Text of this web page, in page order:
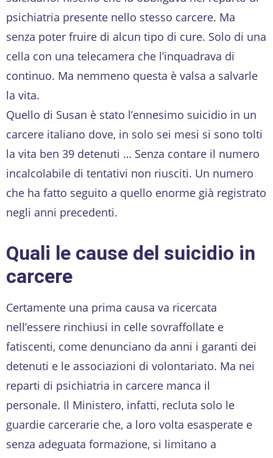
psichiatria presente nello stesso carcere. Ma
senza poter fruire di alcun tipo di cure. Solo di una
cella con una telecamera che l’inquadrava di
continuo. Ma nemmeno questa è valsa a salvarle
la vita.
Quello di Susan è stato l’ennesimo suicidio in un
carcere italiano dove, in solo sei mesi si sono tolti
la vita ben 39 detenuti … Senza contare il numero
incalcolabile di tentativi non riusciti. Un numero
che ha fatto seguito a quello enorme già registrato
negli anni precedenti.
Quali le cause del suicidio in
carcere
Certamente una prima causa va ricercata
nell’essere rinchiusi in celle sovraffollate e
fatiscenti, come denunciano da anni i garanti dei
detenuti e le associazioni di volontariato. Ma nei
reparti di psichiatria in carcere manca il
personale. Il Ministero, infatti, recluta solo le
guardie carcerarie che, a loro volta esasperate e
senza adeguata formazione, si limitano a